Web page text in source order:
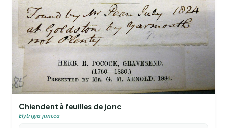
Chiendent à feuilles de jonc
Elytrigia juncea